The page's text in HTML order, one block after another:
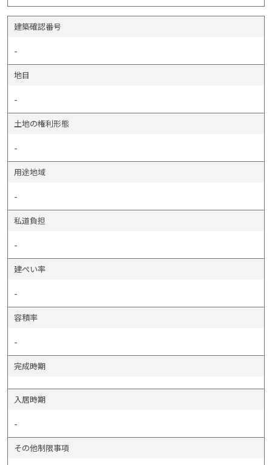
建築確認番号
-
地目
-
土地の権利形態
-
用途地域
-
私道負担
-
建ぺい率
-
容積率
-
完成時期
入居時期
-
その他制限事項